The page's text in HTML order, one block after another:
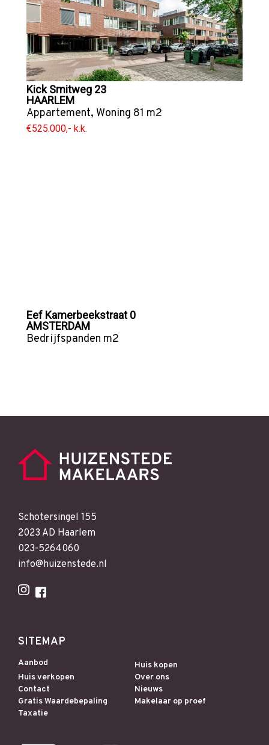
Kick Smitweg 23
HAARLEM
Appartement, Woning 81 m2
€525.000,- k.k.
Eef Kamerbeekstraat 0
AMSTERDAM
Bedrijfspanden m2
Schotersingel 155
2023 AD Haarlem
023-5264060
info@huizenstede.nl
SITEMAP
Aanbod
Huis kopen
Huis verkopen
Over ons
Contact
Nieuws
Gratis Waardebepaling
Makelaar op proef
Taxatie